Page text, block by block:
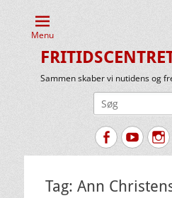
Menu
Sammen skaber vi nutidens og
Facebook
Tag: Ann